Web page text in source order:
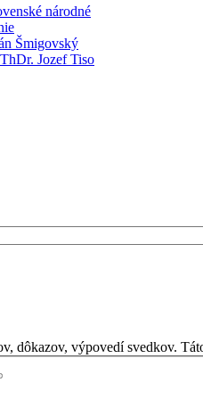
národné
Šmigovský
Jozef Tiso
dôkazov, výpovedí svedkov.